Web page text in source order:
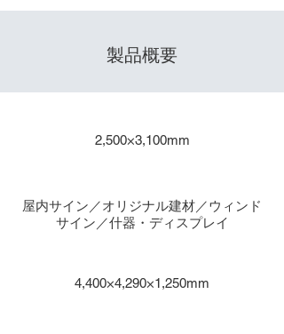
製品概要
2,500×3,100mm
屋内サイン／オリジナル建材／ウィンド
サイン／什器・ディスプレイ
4,400×4,290×1,250mm